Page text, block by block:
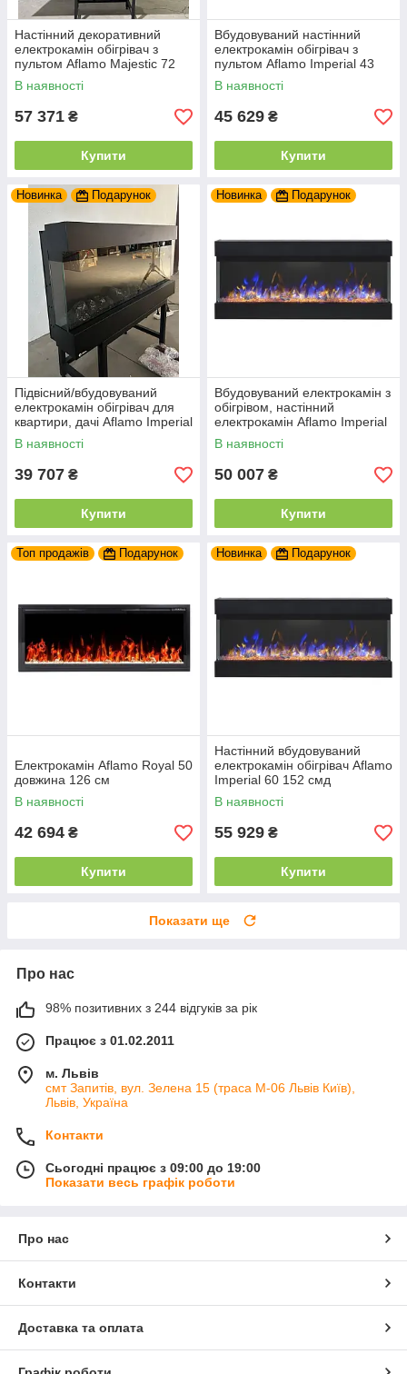
Настінний декоративний
електрокамін обігрівач з
пультом Aflamo Majestic 72
вбудовуваний електричний
камін 183 см
В наявності
57 371 ₴
Купити
Вбудовуваний настінний
електрокамін обігрівач з
пультом Aflamo Imperial 43
електричне вогнище для
дому 110 см
В наявності
45 629 ₴
Купити
Новинка Подарунок
Підвісний/вбудовуваний
електрокамін обігрівач для
квартири, дачі Aflamo Imperial
36 електричний камін 93 см
В наявності
39 707 ₴
Купити
Новинка Подарунок
Вбудовуваний електрокамін з
обігрівом, настінний
електрокамін Aflamo Imperial
50 127 см
В наявності
50 007 ₴
Купити
Топ продажів Подарунок
Електрокамін Aflamo Royal 50
довжина 126 см
В наявності
42 694 ₴
Купити
Новинка Подарунок
Настінний вбудовуваний
електрокамін обігрівач Aflamo
Imperial 60 152 смд
В наявності
55 929 ₴
Купити
Показати ще
Про нас
98% позитивних з 244 відгуків за рік
Працює з 01.02.2011
м. Львів
смт Запитів, вул. Зелена 15 (траса М-06 Львів Київ),
Львів, Україна
Контакти
Сьогодні працює з 09:00 до 19:00
Показати весь графік роботи
Про нас
Контакти
Доставка та оплата